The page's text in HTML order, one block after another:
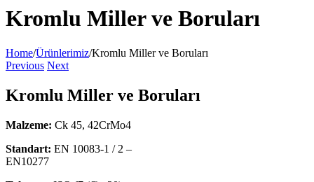
Kromlu Miller ve Boruları
Home/Ürünlerimiz/Kromlu Miller ve Boruları
Previous Next
Kromlu Miller ve Boruları
Malzeme: Ck 45, 42CrMo4
Standart: EN 10083-1 / 2 –
EN10277